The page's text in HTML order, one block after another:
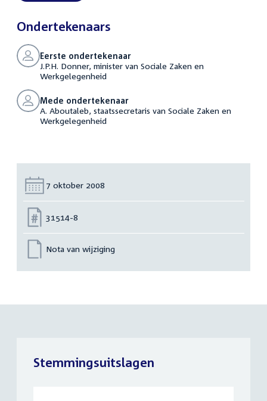
Ondertekenaars
Eerste ondertekenaar
J.P.H. Donner, minister van Sociale Zaken en
Werkgelegenheid
Mede ondertekenaar
A. Aboutaleb, staatssecretaris van Sociale Zaken en
Werkgelegenheid
Datum:
7 oktober 2008
Nummer:
31514-8
Nota van wijziging
Stemmingsuitslagen